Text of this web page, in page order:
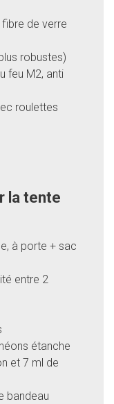
de verre
robustes)
feu M2, anti
roulettes
la tente
à porte + sac
entre 2
étanche
et 7 ml de
bandeau